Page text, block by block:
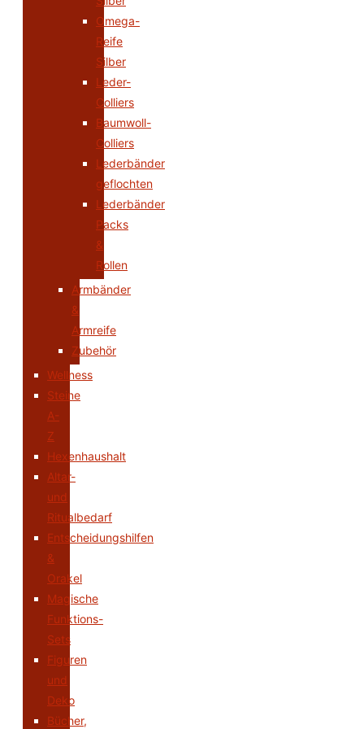
Omega-
Reife
Silber
Leder-
Colliers
Baumwoll-
Colliers
Lederbänder
geflochten
Lederbänder
Packs
&
Rollen
Armbänder
&
Armreife
Zubehör
Wellness
Steine
A-
Z
Hexenhaushalt
Altar-
und
Ritualbedarf
Entscheidungshilfen
&
Orakel
Magische
Funktions-
Sets
Figuren
und
Deko
Bücher,